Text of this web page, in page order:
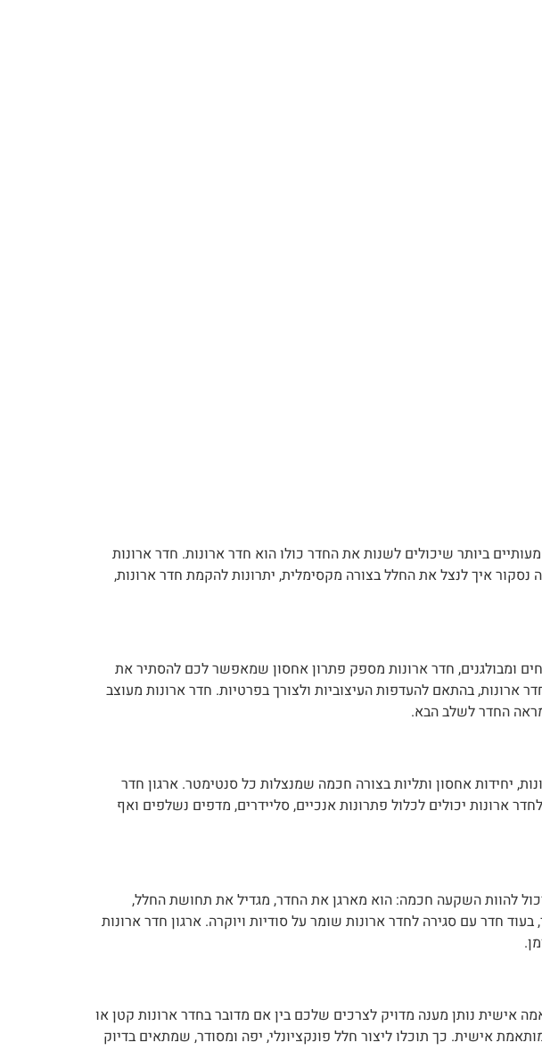
ביותר שיכולים לשנות את החדר כולו הוא חדר ארונות. חדר ארונות
איך לנצל את החלל בצורה מקסימלית, יתרונות להקמת חדר ארונות,
ומבולגנים, חדר ארונות מספק פתרון אחסון שמאפשר לכם להסתיר את
ארונות, בהתאם להעדפות העיצוביות ולצורך בפרטיות. חדר ארונות מעוצב
מראה החדר לשלב הבא.
יחידות אחסון ותליות בצורה חכמה שמנצלות כל סנטימטר. ארגון חדר
ארונות יכולים לכלול פתרונות אנכיים, סליידרים, מדפים נשלפים ואף
להוות השקעה חכמה: הוא מארגן את החדר, מגדיל את תחושת החלל,
חדר עם סגירה לחדר ארונות שומר על סודיות ויוקרה. ארגון חדר ארונות
אישית נותן מענה מדויק לצרכים שלכם בין אם מדובר בחדר ארונות קטן או
אישית. כך תוכלו ליצור חלל פונקציונלי, יפה ומסודר, שמתאים בדיוק